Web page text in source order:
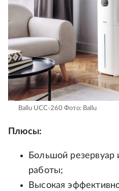
Ballu UCC-260 Фото: Ballu
Плюсы:
Большой резервуар
работы;
Высокая